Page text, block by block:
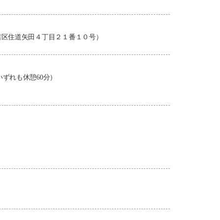
住道矢田４丁目２１番１０号）
れも休憩60分）